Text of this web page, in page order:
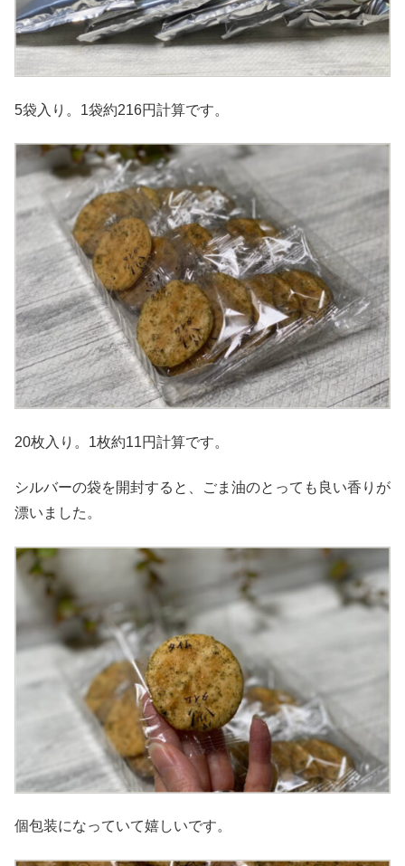
5袋入り。1袋約216円計算です。
20枚入り。1枚約11円計算です。
シルバーの袋を開封すると、ごま油のとっても良い香りが
漂いました。
個包装になっていて嬉しいです。